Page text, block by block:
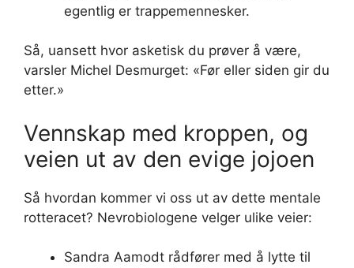
egentlig er trappemennesker.
Så, uansett hvor asketisk du prøver å være,
varsler Michel Desmurget: «Før eller siden gir du
etter.»
Vennskap med kroppen, og
veien ut av den evige jojoen
Så hvordan kommer vi oss ut av dette mentale
rotteracet? Nevrobiologene velger ulike veier:
Sandra Aamodt rådfører med å lytte til